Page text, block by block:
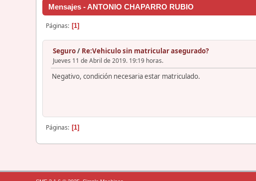
Mensajes - ANTONIO CHAPARRO RUBIO
Páginas 1
Seguro/ Re:Vehiculo sin matricular asegurado?
Jueves 11 de Abril de 2019. 19:19 horas.
Negativo, condición necesaria estar matriculado.
Páginas 1